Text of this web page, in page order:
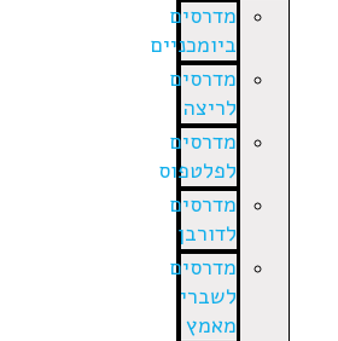
מדרסים
ביומכניים
מדרסים
לריצה
מדרסים
לפלטפוס
מדרסים
לדורבן
מדרסים
לשברי
מאמץ